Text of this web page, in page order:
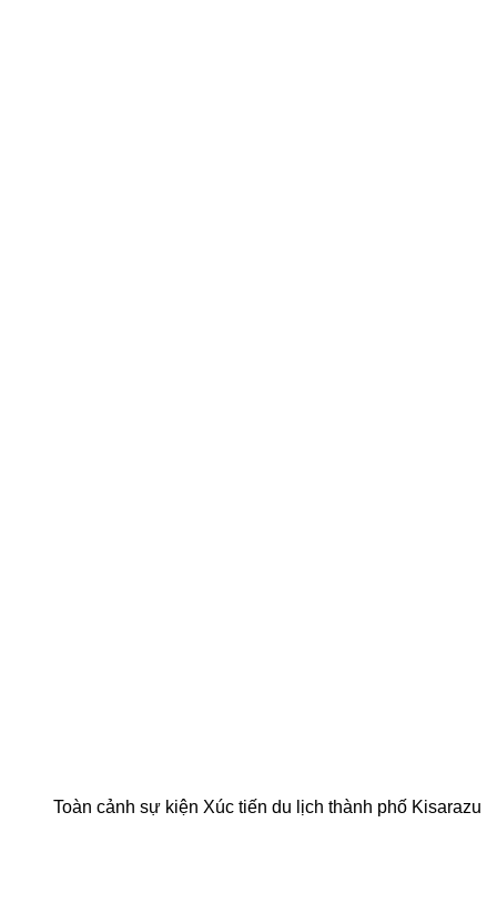
Toàn cảnh sự kiện Xúc tiến du lịch thành phố Kisarazu